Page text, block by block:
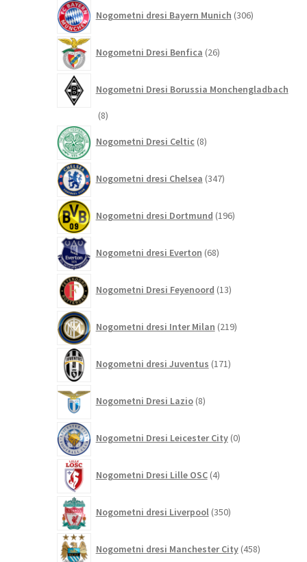
Nogometni dresi Bayern Munich 306izdelkov
Nogometni Dresi Benfica 26izdelkov
Nogometni Dresi Borussia Monchengladbach
88
Nogometni Dresi Celtic 8izdelkov
Nogometni dresi Chelsea 347izdelkov
Nogometni dresi Dortmund 196izdelkov
Nogometni dresi Everton 68izdelkov
Nogometni Dresi Feyenoord 13izdelkov
Nogometni dresi Inter Milan 219izdelkov
Nogometni dresi Juventus 171izdelkov
Nogometni Dresi Lazio 8izdelkov
Nogometni Dresi Leicester City 0izdelkov
Nogometni Dresi Lille OSC 4izdelki
Nogometni dresi Liverpool 350izdelkov
Nogometni dresi Manchester City 458izdelkov